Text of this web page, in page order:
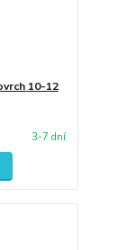
10-12
3-7 dní